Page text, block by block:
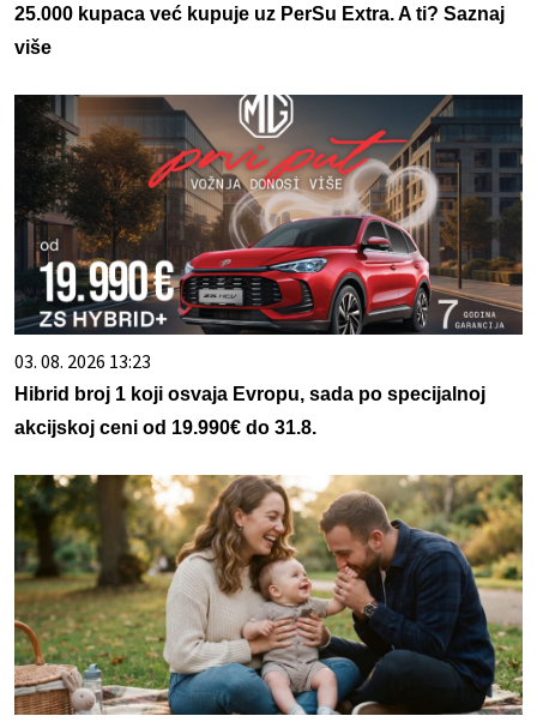
25.000 kupaca već kupuje uz PerSu Extra. A ti? Saznaj
više
03. 08. 2026 13:23
Hibrid broj 1 koji osvaja Evropu, sada po specijalnoj
akcijskoj ceni od 19.990€ do 31.8.